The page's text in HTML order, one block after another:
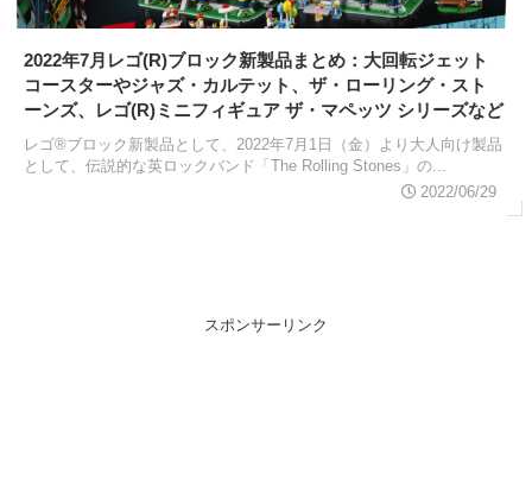
2022年7月レゴ(R)ブロック新製品まとめ：大回転ジェット
コースターやジャズ・カルテット、ザ・ローリング・スト
ーンズ、レゴ(R)ミニフィギュア ザ・マペッツ シリーズなど
レゴ®ブロック新製品として、2022年7月1日（金）より大人向け製品
として、伝説的な英ロックバンド「The Rolling Stones」の...
2022/06/29
スポンサーリンク